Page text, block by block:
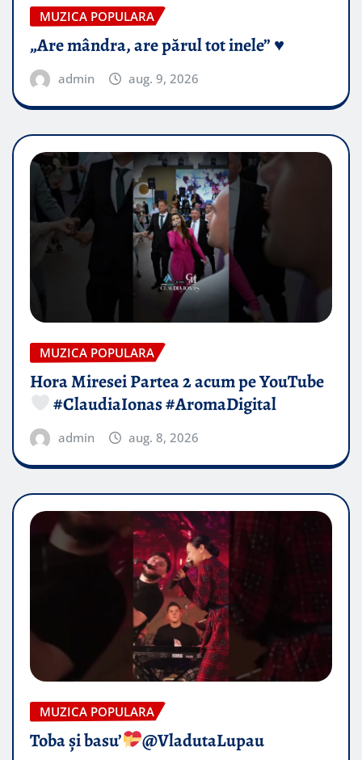
MUZICA POPULARA
„Are mândra, are părul tot inele” ♥️
admin aug. 9, 2026
MUZICA POPULARA
Hora Miresei Partea 2 acum pe YouTube
#ClaudiaIonas #AromaDigital
admin aug. 8, 2026
MUZICA POPULARA
Toba și basu’ @VladutaLupau